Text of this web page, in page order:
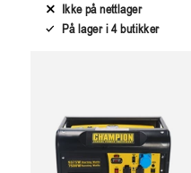
Ikke på nettlager
På lager i 4 butikker